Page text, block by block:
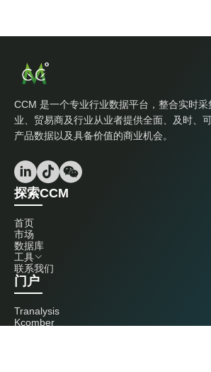
CCM 是一个专业行业数据平台，整合实时
业、贸易商及行业从业者提供全面、及时、
产品数据以及具备价值的商业机会。
探索CCM
首页
市场
数据库
工具
联系我们
门户
Tranalysis
Kcomber